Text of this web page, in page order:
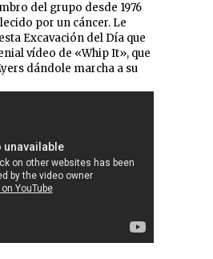
del grupo desde 1976
por un cáncer. Le
Excavación del Día que
vídeo de «Whip It», que
dándole marcha a su